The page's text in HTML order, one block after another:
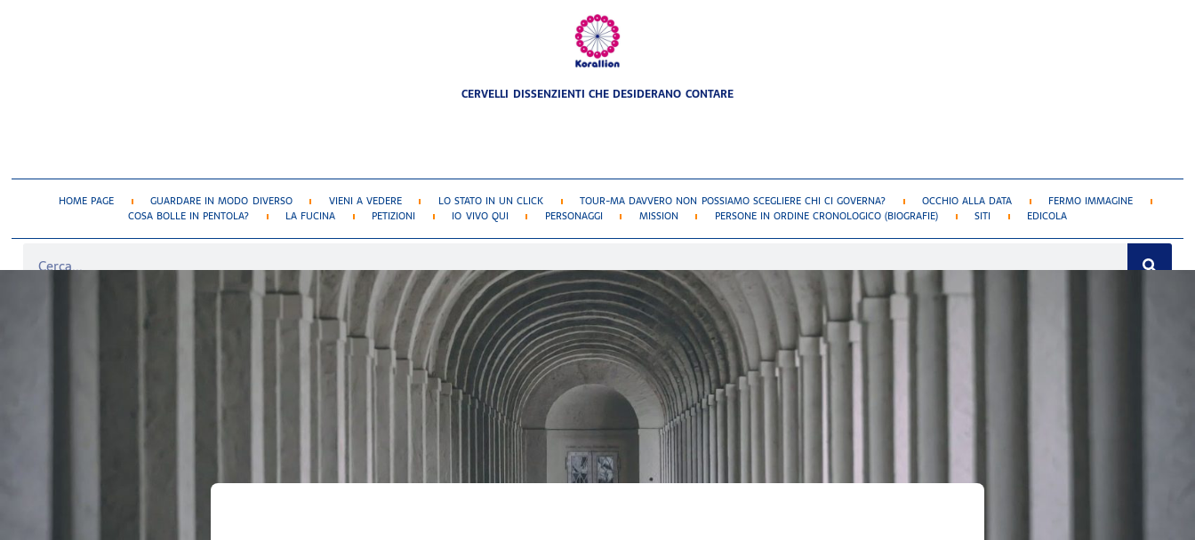
CERVELLI DISSENZIENTI CHE DESIDERANO CONTARE
HOME PAGE GUARDARE IN MODO DIVERSO VIENI A VEDERE LO STATO IN UN CLICK TOUR-MA DAVVERO NON POSSIAMO SCEGLIERE CHI CI GOVERNA? OCCHIO ALLA DATA
FERMO IMMAGINE
COSA BOLLE IN PENTOLA?
LA FUCINA PETIZIONI IO VIVO QUI PERSONAGGI MISSION PERSONE IN ORDINE CRONOLOGICO (BIOGRAFIE) SITI EDICOLA